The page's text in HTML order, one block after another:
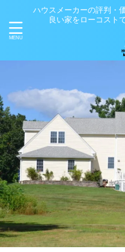
ハウスメーカーの評判・
良い家をローコスト